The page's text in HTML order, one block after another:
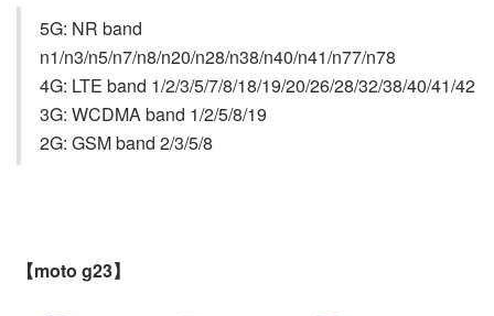
5G: NR band
n1/n3/n5/n7/n8/n20/n28/n38/n40/n41/n77/n78
4G: LTE band 1/2/3/5/7/8/18/19/20/26/28/32/38/40/41/42
3G: WCDMA band 1/2/5/8/19
2G: GSM band 2/3/5/8
【moto g23】